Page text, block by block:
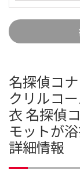
名探偵コ
クリルコ
衣 名探偵
モットが
詳細情報